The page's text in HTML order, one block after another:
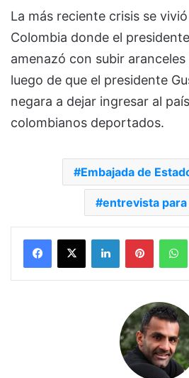
La más reciente crisis se
Colombia donde el
amenazó con subir
luego de que el presidente
negara a dejar ingresar al
colombianos deportados.
Embajada de
entrevista para
Facebook
X LinkedInPinterest